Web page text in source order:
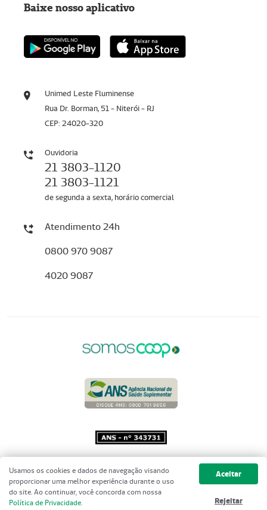
Unimed Leste Fluminense
Rua Dr. Borman, 51 - Niterói - RJ
CEP: 24020-320
Ouvidoria
21 3803-1120
21 3803-1121
de segunda a sexta, horário comercial
Atendimento 24h
0800 970 9087
4020 9087
Baixe nosso aplicativo
Copyright 2001 - 2026 Unimed do
Brasil - Todos os direitos reservados
Usamos os cookies e dados de navegação visando
proporcionar uma melhor experiência durante o uso
do site. Ao continuar, você concorda com nossa
Política de Privacidade.
Aceitar
Rejeitar